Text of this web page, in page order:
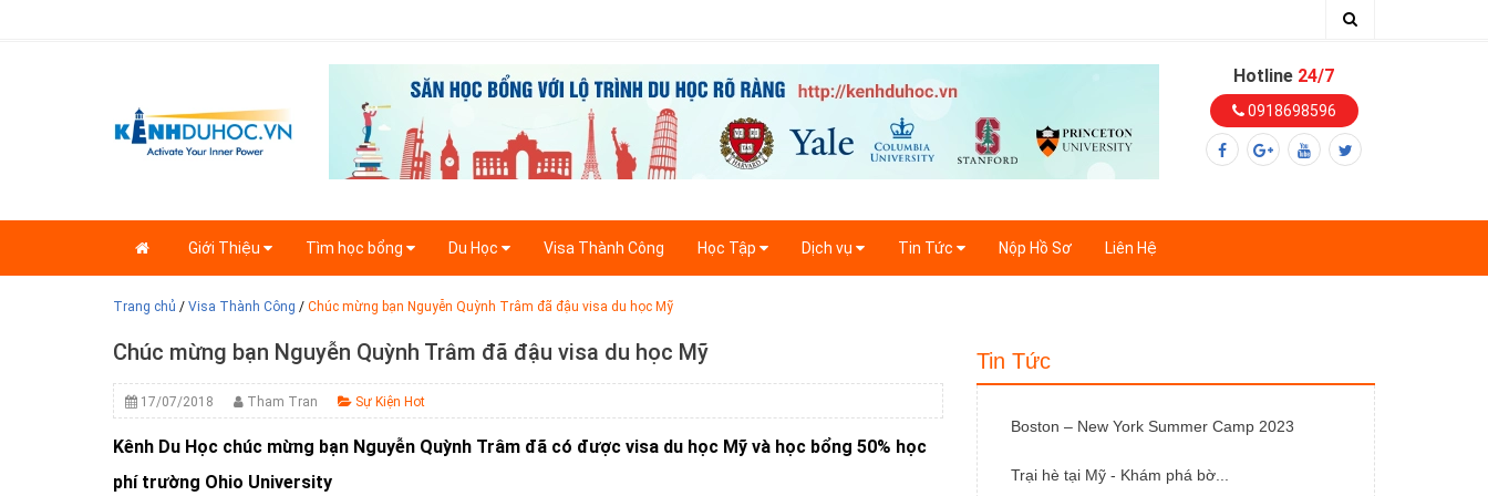
Hotline 24/7
0918698596
Giới Thiệu Tìm học bổng Du Học Visa Thành Công Học Tập Dịch vụ Tin Tức Nộp Hồ Sơ Liên Hệ
Trang chủ / Visa Thành Công / Chúc mừng bạn Nguyễn Quỳnh Trâm đã đậu visa du học Mỹ
Chúc mừng bạn Nguyễn Quỳnh Trâm đã đậu visa du học Mỹ
17/07/2018 Tham Tran Sự Kiện Hot
Kênh Du Học chúc mừng bạn Nguyễn Quỳnh Trâm đã có được visa du học Mỹ và học bổng 50% học
phí trường Ohio University
Tin Tức
Boston – New York Summer Camp 2023
Trại hè tại Mỹ - Khám phá bờ...